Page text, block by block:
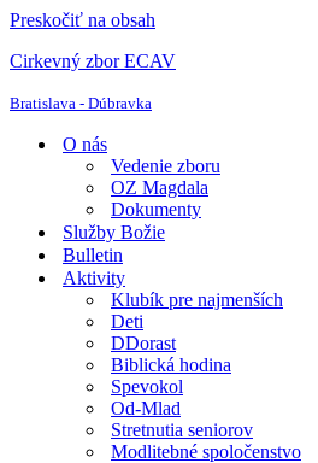
Preskočiť na obsah
Cirkevný zbor ECAV
Bratislava - Dúbravka
O nás
Vedenie zboru
OZ Magdala
Dokumenty
Služby Božie
Bulletin
Aktivity
Klubík pre najmenších
Deti
DDorast
Biblická hodina
Spevokol
Od-Mlad
Stretnutia seniorov
Modlitebné spoločenstvo